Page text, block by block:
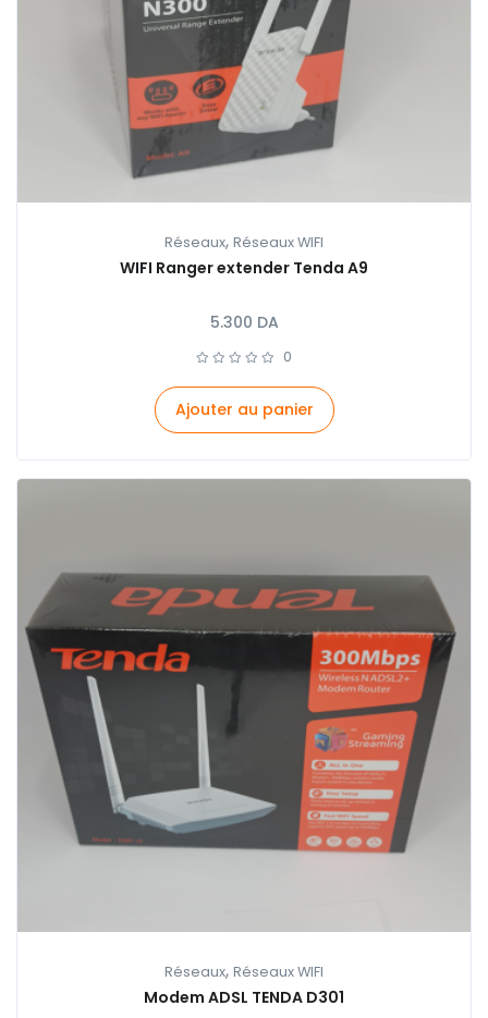
Réseaux, Réseaux WIFI
WIFI Ranger extender Tenda A9
5.300 DA
0
Ajouter au panier
Réseaux, Réseaux WIFI
Modem ADSL TENDA D301